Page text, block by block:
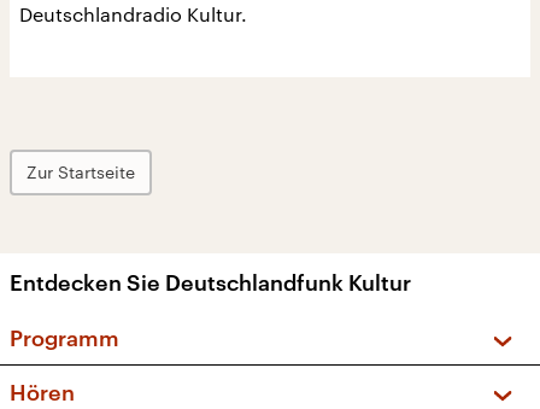
Deutschlandradio Kultur.
Zur Startseite
Entdecken Sie Deutschlandfunk Kultur
Programm
Hören